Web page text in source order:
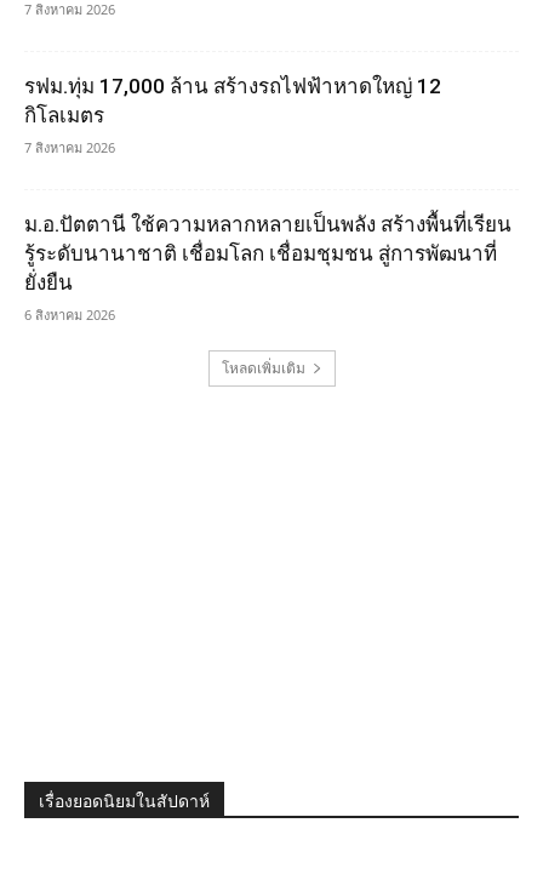
7 สิงหาคม 2026
รฟม.ทุ่ม 17,000 ล้าน สร้างรถไฟฟ้าหาดใหญ่ 12
กิโลเมตร
7 สิงหาคม 2026
ม.อ.ปัตตานี ใช้ความหลากหลายเป็นพลัง สร้างพื้นที่เรียน
รู้ระดับนานาชาติ เชื่อมโลก เชื่อมชุมชน สู่การพัฒนาที่
ยั่งยืน
6 สิงหาคม 2026
โหลดเพิ่มเติม
เรื่องยอดนิยมในสัปดาห์